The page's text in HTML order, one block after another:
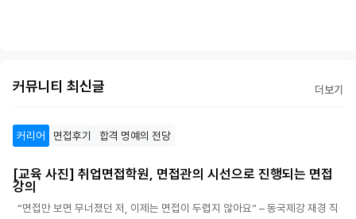
커뮤니티 최신글 더보기
커리어 면접후기 합격 명예의 전당
[교육 사진] 취업면접학원, 면접관의 시선으로 진행되는 면접
강의
“면접만 보면 무너졌던 저, 이제는 면접이 두렵지 않아요” – 동국제강 재경 직